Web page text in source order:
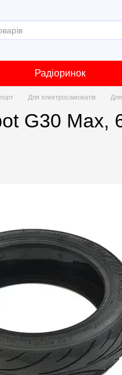
Радіоринок
Для електросамокатів
G30 Max,